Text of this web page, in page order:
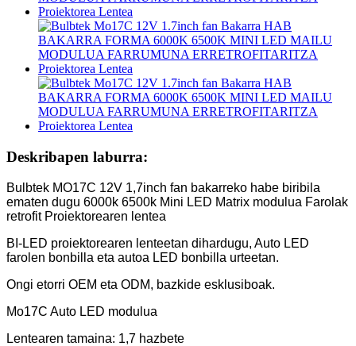
Deskribapen laburra:
Bulbtek MO17C 12V 1,7inch fan bakarreko habe biribila
ematen dugu 6000k 6500k Mini LED Matrix modulua Farolak
retrofit Proiektorearen lentea
BI-LED proiektorearen lenteetan dihardugu, Auto LED
farolen bonbilla eta autoa LED bonbilla urteetan.
Ongi etorri OEM eta ODM, bazkide esklusiboak.
Mo17C Auto LED modulua
Lentearen tamaina: 1,7 hazbete